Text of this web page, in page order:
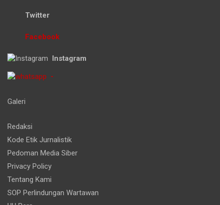
Twitter
Facebook
Instagram
Galeri
Redaksi
Kode Etik Jurnalistik
Pedoman Media Siber
Privacy Policy
Tentang Kami
SOP Perlindungan Wartawan
UU Pers